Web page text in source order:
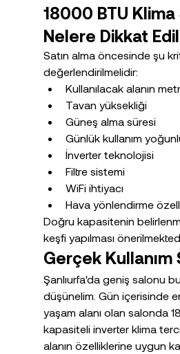
18000 BTU
Nelere Dikkat
Satın alma öncesinde şu
değerlendirilmelidir:
Kullanılacak alanın
Tavan yüksekliği
Güneş alma süresi
Günlük kullanım
İnverter teknolojisi
Filtre sistemi
WiFi ihtiyacı
Hava yönlendirme
Doğru kapasitenin
keşfi yapılması
Gerçek Kullanım
Şanlıurfa'da geniş salonu
düşünelim. Gün içerisinde
yaşam alanı olan salonda
kapasiteli inverter klima
alanın özelliklerine uygun